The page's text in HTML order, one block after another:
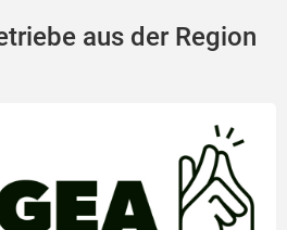
aus der Region